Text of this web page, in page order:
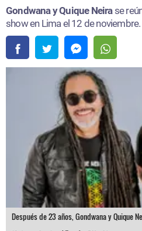
Gondwana y Quique Neirase
show en Lima el 12 de
Después de 23 años, Gondwana y Quique